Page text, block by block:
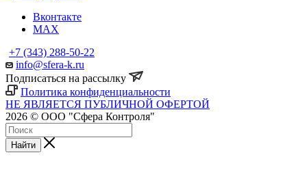
Вконтакте
MAX
+7 (343) 288-50-22
info@sfera-k.ru
Подписаться на рассылку
Политика конфиденциальности
НЕ ЯВЛЯЕТСЯ ПУБЛИЧНОЙ ОФЕРТОЙ
2026 © ООО "Сфера Контроля"
Найти